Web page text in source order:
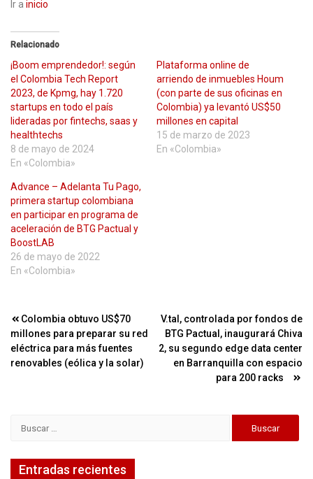
Ir a inicio
Relacionado
¡Boom emprendedor!: según
el Colombia Tech Report
2023, de Kpmg, hay 1.720
startups en todo el país
lideradas por fintechs, saas y
healthtechs
8 de mayo de 2024
En «Colombia»
Plataforma online de
arriendo de inmuebles Houm
(con parte de sus oficinas en
Colombia) ya levantó US$50
millones en capital
15 de marzo de 2023
En «Colombia»
Advance – Adelanta Tu Pago,
primera startup colombiana
en participar en programa de
aceleración de BTG Pactual y
BoostLAB
26 de mayo de 2022
En «Colombia»
Navegación
de
entradas
Colombia obtuvo US$70
millones para preparar su red
eléctrica para más fuentes
renovables (eólica y la solar)
V.tal, controlada por fondos de
BTG Pactual, inaugurará Chiva
2, su segundo edge data center
en Barranquilla con espacio
para 200 racks
Entradas recientes